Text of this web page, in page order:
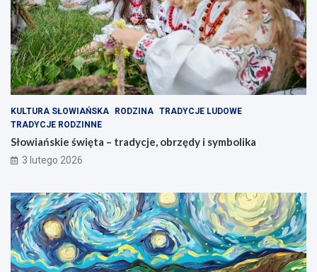
KULTURA SŁOWIAŃSKA RODZINA TRADYCJE LUDOWE
TRADYCJE RODZINNE
Słowiańskie święta – tradycje, obrzędy i symbolika
3 lutego 2026